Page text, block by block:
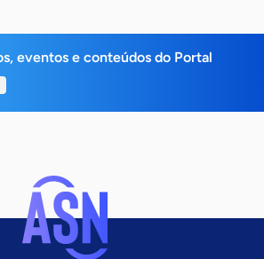
eventos e conteúdos do Portal